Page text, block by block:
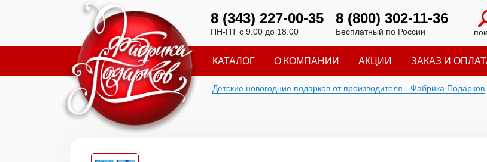
8 (343) 227-00-35
ПН-ПТ с 9.00 до 18.00
8 (800) 302-11-36
Бесплатный по России
КАТАЛОГ О КОМПАНИИ АКЦИИ ЗАКАЗ И
Детские новогодние подарков от производителя - Фабрика Подарков